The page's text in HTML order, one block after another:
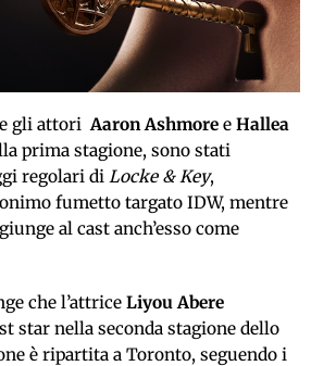
gli attoriAaron Ashmore e Hallea
prima stagione, sono stati
regolari di Locke & Key,
fumetto targato IDW, mentre
al cast anch’esso come
che l’attrice Liyou Abere
star nella seconda stagione dello
è ripartita a Toronto, seguendo i